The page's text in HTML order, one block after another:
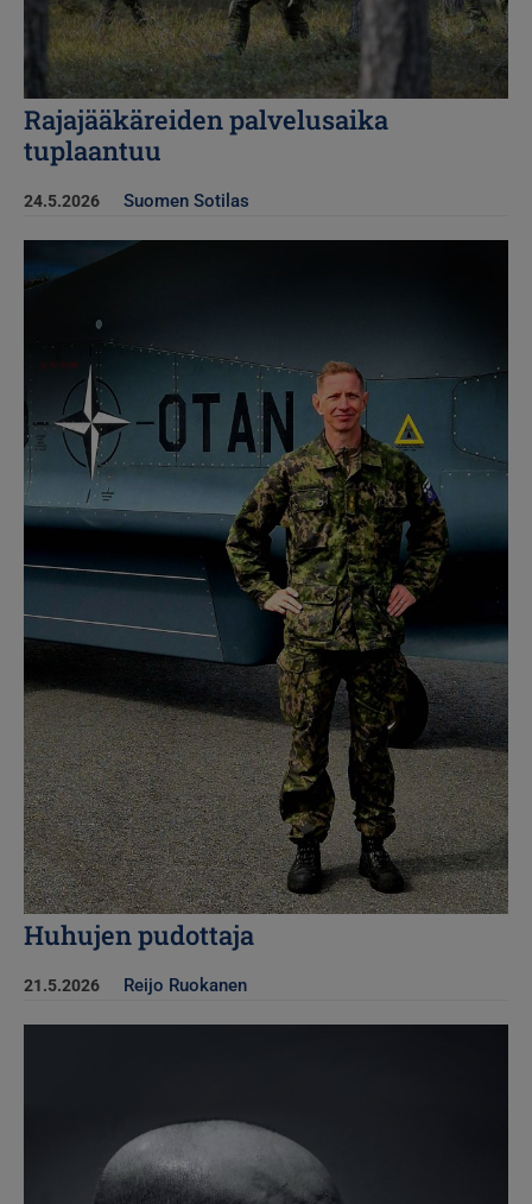
Rajajääkäreiden palvelusaika
tuplaantuu
24.5.2026 Suomen Sotilas
Huhujen pudottaja
21.5.2026 Reijo Ruokanen